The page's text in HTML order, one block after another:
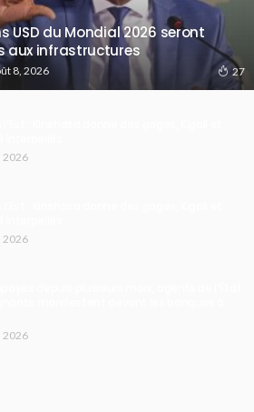
USD du Mondial 2026 seront
aux infrastructures
8, 2026 27
2026
2026
2026